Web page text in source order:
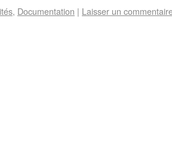
, Documentation | Laisser un